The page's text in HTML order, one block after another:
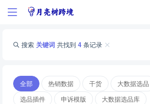
搜索 关键词 共找到 4 条记录
全部 热销数据 干货 大数据选品
选品插件
申诉模版
大数据选品库